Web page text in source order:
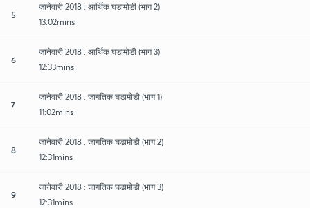
5
जानेवारी 2018 : आर्थिक घडामोडी (भाग 2)
13:02mins
6
जानेवारी 2018 : आर्थिक घडामोडी (भाग 3)
12:33mins
7
जानेवारी 2018 : जागतिक घडामोडी (भाग 1)
11:02mins
8
जानेवारी 2018 : जागतिक घडामोडी (भाग 2)
12:31mins
9
जानेवारी 2018 : जागतिक घडामोडी (भाग 3)
12:31mins